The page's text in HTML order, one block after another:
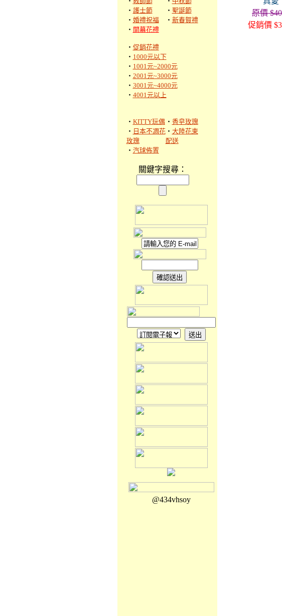
‧ 護士節 ‧ 聖誕節
‧ 婚禮祝福 ‧ 新春賀禮
‧ 開幕花禮
‧ 促銷花禮
‧ 1000元以下
‧ 1001元~2000元
‧ 2001元~3000元
‧ 3001元~4000元
‧ 4001元以上
‧ KITTY玩偶 ‧ 香皂玫瑰
‧ 日本不凋花
玫瑰
‧ 大陸花束
配送
‧ 汽球佈置
關鍵字搜尋：
@434vhsoy
原價
促銷價